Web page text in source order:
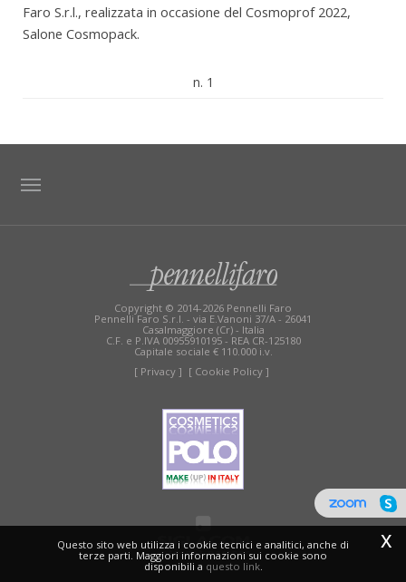
Faro S.r.l., realizzata in occasione del Cosmoprof 2022,
Salone Cosmopack.
n. 1
Copyright © 2014-2026 Pennelli Faro
Pennelli Faro S.r.l. - via E.Vanoni 37/A - 26041
Casalmaggiore (Cr) - Italia
C.F. e P.IVA 00955910195 - REA CR-125180
Capitale sociale € 110.000 i.v.
[ Privacy ] [ Cookie Policy ]
x
Questo sito web utilizza i cookie tecnici e analitici, anche di
terze parti. Maggiori informazioni sui cookie sono
disponibili a questo link.